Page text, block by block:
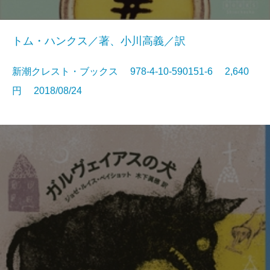
トム・ハンクス／著、小川高義／訳
新潮クレスト・ブックス 978-4-10-590151-6 2,640
円 2018/08/24